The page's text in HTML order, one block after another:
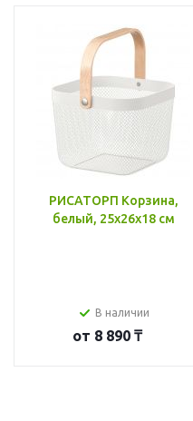
РИСАТОРП Корзина,
белый, 25x26x18 см
В наличии
от 8 890 ₸